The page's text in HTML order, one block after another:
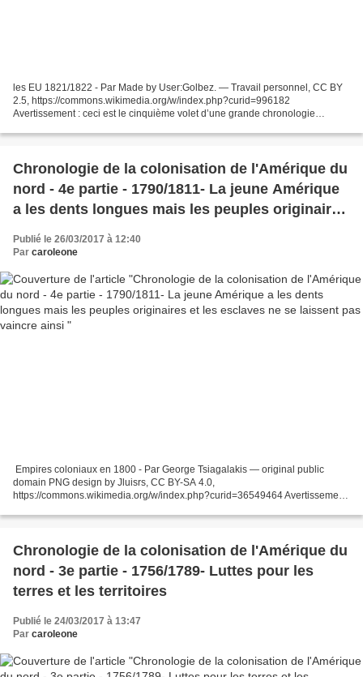
les EU 1821/1822 - Par Made by User:Golbez. — Travail personnel, CC BY
2.5, https://commons.wikimedia.org/w/index.php?curid=996182
Avertissement : ceci est le cinquième volet d’une grande chronologie
Chronologie de la colonisation de l'Amérique du
nord - 4e partie - 1790/1811- La jeune Amérique
a les dents longues mais les peuples originaires
et les esclaves ne se laissent pas vaincre ainsi
Publié le 26/03/2017 à 12:40
Par caroleone
Empires coloniaux en 1800 - Par George Tsiagalakis — original public
domain PNG design by Jluisrs, CC BY-SA 4.0,
https://commons.wikimedia.org/w/index.php?curid=36549464 Avertissement
Chronologie de la colonisation de l'Amérique du
nord - 3e partie - 1756/1789- Luttes pour les
terres et les territoires
Publié le 24/03/2017 à 13:47
Par caroleone